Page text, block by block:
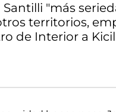
"más
territorios,
de Interior a